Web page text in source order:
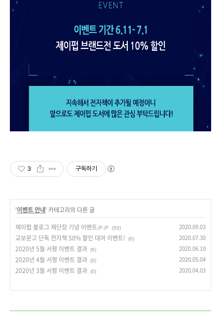
3 구독하기
'이벤트 안내' 카테고리의 다른 글
제이펍 블로그 재단장 기념 이벤트🎉🎉
(50) 2020.09.03
교보문고 단독 전자책 50% 할인 대여 이벤트! (0) 2020.07.30
2020년 5월 서평 이벤트 결과 (6) 2020.06.10
2020년 4월 서평 이벤트 결과 (0) 2020.05.04
2020년 3월 서평 이벤트 결과 (0) 2020.04.03